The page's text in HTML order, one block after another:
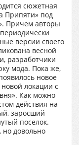
сюжетная
Припяти» под
Причем авторы
версии своего
весной
разработчики
мода. Пока же,
новое
локации с
Как можно
действия на
заросший
поселок.
но довольно